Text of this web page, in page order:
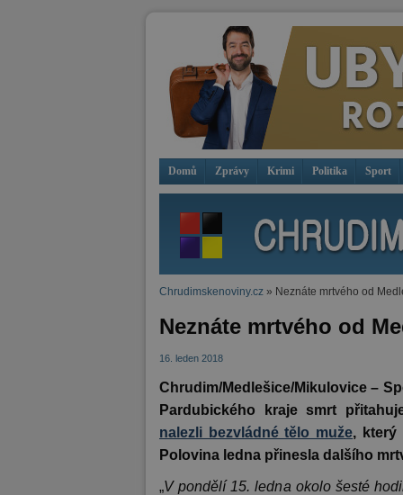
Domů Zprávy Krimi Politika Sport
Chrudimskenoviny.cz » Neznáte mrtvého od
Neznáte mrtvého od
16. leden 2018
Chrudim/Medlešice/Mikulovice –
Pardubického kraje smrt
nalezli bezvládné tělo muže, který
Polovina ledna přinesla dalšího
„V pondělí 15. ledna okolo šesté